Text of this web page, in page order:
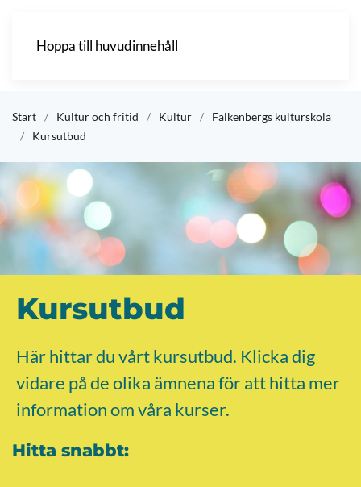
Hoppa till huvudinnehåll
Start Kultur och fritid Kultur
Falkenbergs kulturskola
Kursutbud
Kursutbud
Här hittar du vårt kursutbud. Klicka dig
vidare på de olika ämnena för att hitta mer
information om våra kurser.
Hitta snabbt: